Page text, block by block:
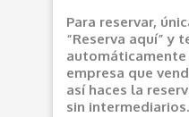
Para reservar,
“Reserva aquí” y
empresa que
así haces la
sin intermediarios.